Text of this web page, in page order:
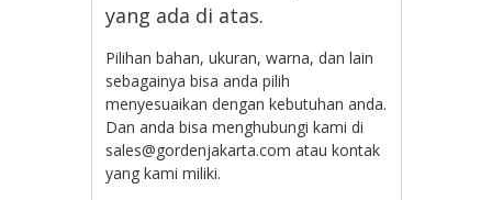
yang ada di atas.
Pilihan bahan, ukuran, warna, dan lain
sebagainya bisa anda pilih
menyesuaikan dengan kebutuhan anda.
Dan anda bisa menghubungi kami di
sales@gordenjakarta.com atau kontak
yang kami miliki.